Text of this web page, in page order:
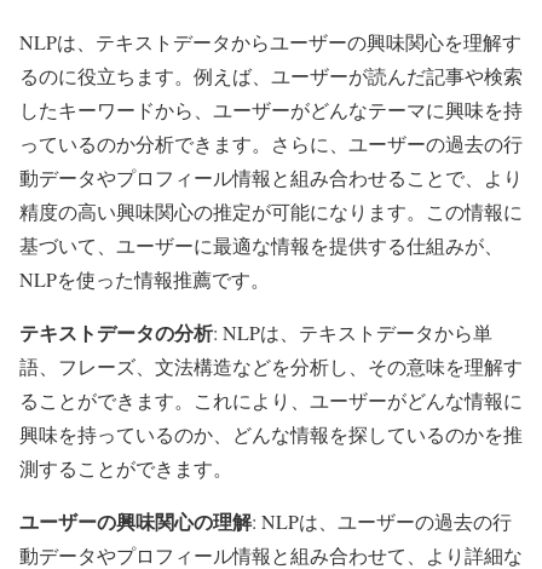
NLPは、テキストデータからユーザーの興味関心を理解す
るのに役立ちます。例えば、ユーザーが読んだ記事や検索
したキーワードから、ユーザーがどんなテーマに興味を持
っているのか分析できます。さらに、ユーザーの過去の行
動データやプロフィール情報と組み合わせることで、より
精度の高い興味関心の推定が可能になります。この情報に
基づいて、ユーザーに最適な情報を提供する仕組みが、
NLPを使った情報推薦です。
テキストデータの分析: NLPは、テキストデータから単
語、フレーズ、文法構造などを分析し、その意味を理解す
ることができます。これにより、ユーザーがどんな情報に
興味を持っているのか、どんな情報を探しているのかを推
測することができます。
ユーザーの興味関心の理解: NLPは、ユーザーの過去の行
動データやプロフィール情報と組み合わせて、より詳細な